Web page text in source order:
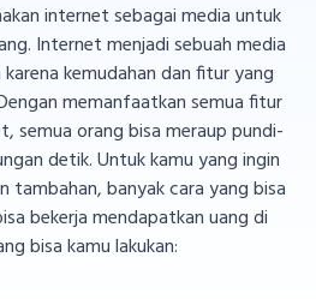
internet sebagai media untuk
Internet menjadi sebuah media
kemudahan dan fitur yang
memanfaatkan semua fitur
semua orang bisa meraup pundi-
detik. Untuk kamu yang ingin
tambahan, banyak cara yang bisa
bekerja mendapatkan uang di
bisa kamu lakukan: